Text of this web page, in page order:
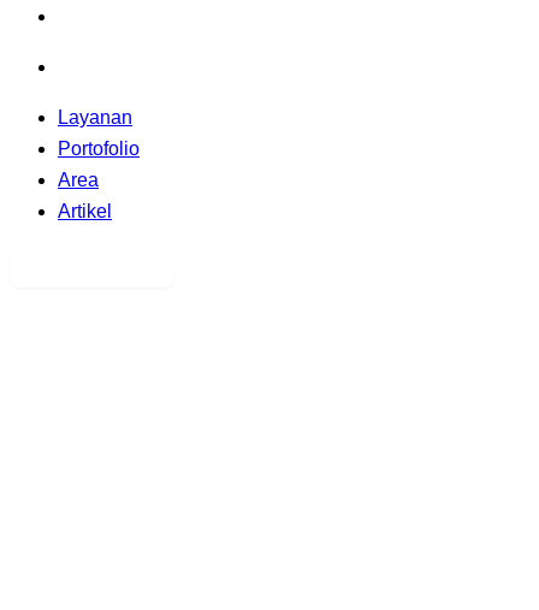
Layanan
Portofolio
Area
Artikel